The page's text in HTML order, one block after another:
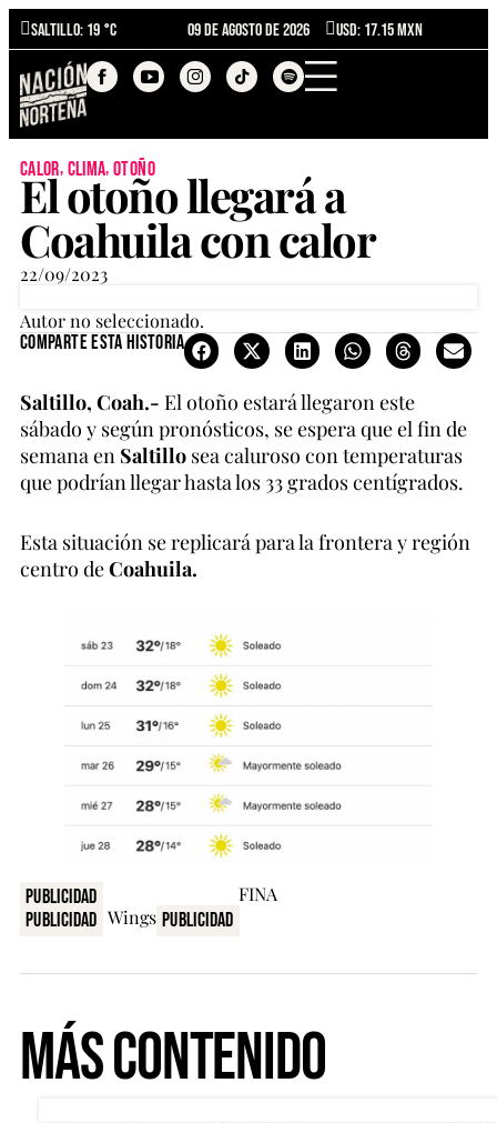
Saltillo: 19 °C 09 de agosto de 2026 USD: 17.15 MXN
calor,clima,otoño
El otoño llegará a
Coahuila con calor
22/09/2023
Autor no seleccionado.
Comparte esta historia
Saltillo, Coah.- El otoño estará llegaron este
sábado y según pronósticos, se espera que el fin de
semana en Saltillo sea caluroso con temperaturas
que podrían llegar hasta los 33 grados centígrados.
Esta situación se replicará para la frontera y región
centro deCoahuila.
Publicidad
Publicidad
Publicidad
Más Contenido